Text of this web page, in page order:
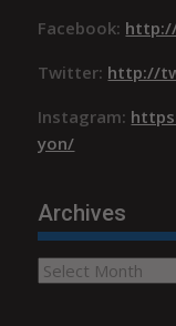
Facebook:
Twitter: http://
Instagram:
yon/
Archives
Archives